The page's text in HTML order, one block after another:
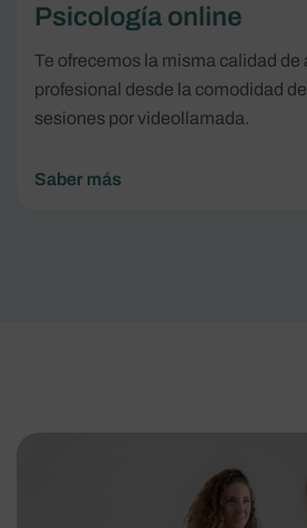
Psicología online
Te ofrecemos la misma calidad de
profesional desde la comodidad
sesiones por videollamada.
Saber más